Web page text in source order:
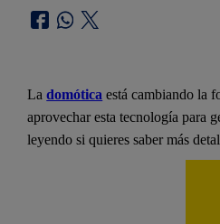
Ladomótica está cambiando la
aprovechar esta tecnología para
leyendo si quieres saber más